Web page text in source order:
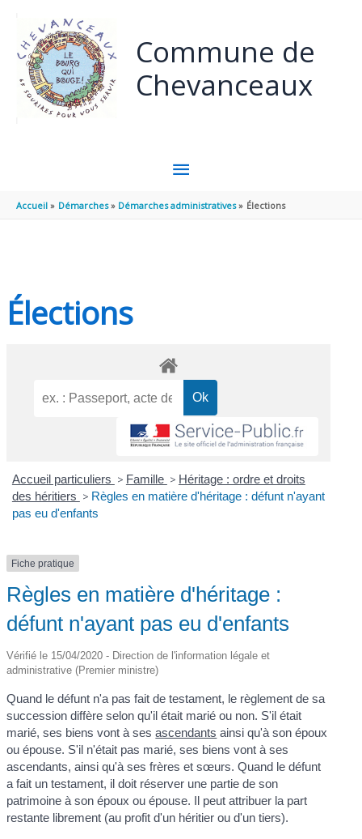
Commune de
Chevanceaux
MENU
PRINCIPAL
Accueil Démarches Démarches administratives Élections
Élections
Accueil particuliers > Famille > Héritage : ordre et droits
des héritiers > Règles en matière d'héritage : défunt n'ayant
pas eu d'enfants
Fiche pratique
Règles en matière d'héritage :
défunt n'ayant pas eu d'enfants
Vérifié le 15/04/2020 - Direction de l'information légale et
administrative (Premier ministre)
Quand le défunt n'a pas fait de testament, le règlement de sa
succession diffère selon qu'il était marié ou non. S'il était
marié, ses biens vont à sesascendants ainsi qu'à son époux
ou épouse. S'il n'était pas marié, ses biens vont à ses
ascendants, ainsi qu'à ses frères et sœurs. Quand le défunt
a fait un testament, il doit réserver une partie de son
patrimoine à son époux ou épouse. Il peut attribuer la part
restante librement (au profit d'un héritier ou d'un tiers).